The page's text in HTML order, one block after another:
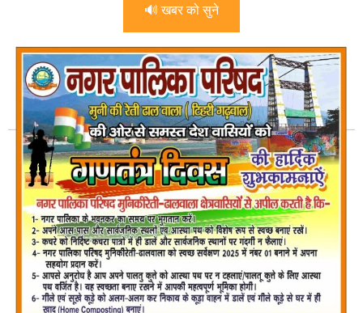
🔊 खबर को सुने